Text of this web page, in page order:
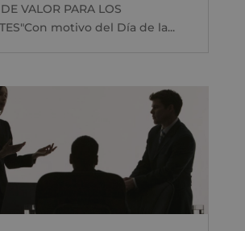
VALOR PARA LOS
motivo del Día de la...